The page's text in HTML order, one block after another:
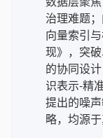
治理难题
向量索引
现》，突
的协同设
识表示-精
提出的噪
略，均源